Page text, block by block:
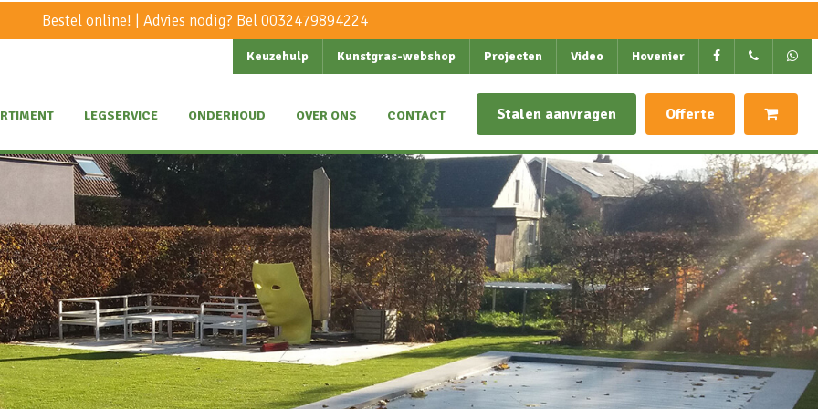
Bestel online! | Advies nodig? Bel0032479894224
Keuzehulp Kunstgras-webshop Projecten Video Hovenier
LEGSERVICE ONDERHOUD OVER ONS CONTACT Stalen aanvragen Offerte